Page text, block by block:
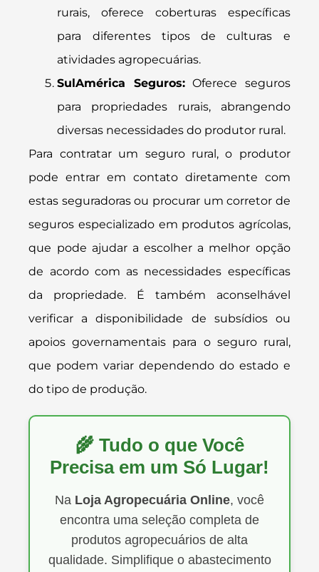
rurais, oferece coberturas específicas
para diferentes tipos de culturas e
atividades agropecuárias.
SulAmérica Seguros:Oferece seguros
para propriedades rurais, abrangendo
diversas necessidades do produtor rural.
Para contratar um seguro rural, o produtor
pode entrar em contato diretamente com
estas seguradoras ou procurar um corretor de
seguros especializado em produtos agrícolas,
que pode ajudar a escolher a melhor opção
de acordo com as necessidades específicas
da propriedade. É também aconselhável
verificar a disponibilidade de subsídios ou
apoios governamentais para o seguro rural,
que podem variar dependendo do estado e
do tipo de produção.
🌾 Tudo o que Você
Precisa em um Só Lugar!
Na Loja Agropecuária Online, você
encontra uma seleção completa de
produtos agropecuários de alta
qualidade. Simplifique o abastecimento